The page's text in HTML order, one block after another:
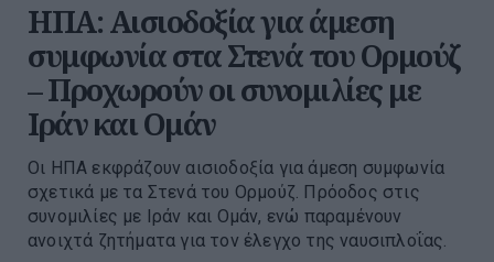
ΗΠΑ: Αισιοδοξία για άμεση
συμφωνία στα Στενά του Ορμούζ
– Προχωρούν οι συνομιλίες με
Ιράν και Ομάν
Οι ΗΠΑ εκφράζουν αισιοδοξία για άμεση συμφωνία
σχετικά με τα Στενά του Ορμούζ. Πρόοδος στις
συνομιλίες με Ιράν και Ομάν, ενώ παραμένουν
ανοιχτά ζητήματα για τον έλεγχο της ναυσιπλοΐας.